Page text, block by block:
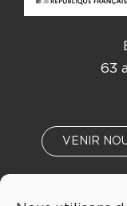
63
VENIR